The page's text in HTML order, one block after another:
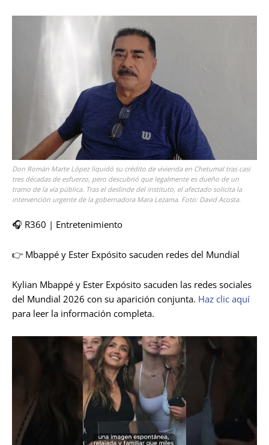
Don Román Marte López liquidó su crédito de vivienda en Chetumal tras casi
tres décadas de esfuerzo, pero descubrió que legalmente es dueño de un
tramo de la vía pública. Tras el deslinde del instituto, el afectado solicita la
intervención urgente de la gobernadora Mara Lezama. Foto: David Acosta.
🎧 R360 | Entretenimiento
👉 Mbappé y Ester Expósito sacuden redes del Mundial
Kylian Mbappé y Ester Expósito sacuden las redes sociales
del Mundial 2026 con su aparición conjunta. Haz clic aquí
para leer la información completa.